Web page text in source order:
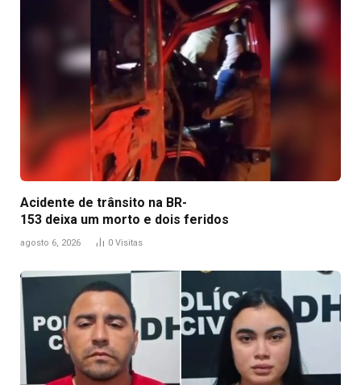
Acidente de trânsito na BR-
153 deixa um morto e dois feridos
agosto 6, 2026 0 Visitas